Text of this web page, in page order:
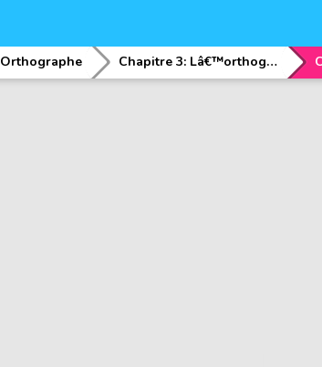
Orthographe Chapitre 3: Lâ€™orthographe de Â« leur Â» (pronom personnel) et Â« leurs Â» (adjectif possessif)